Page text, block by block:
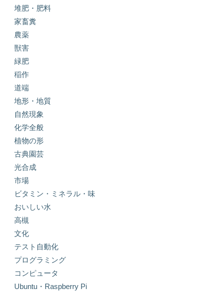
堆肥・肥料
家畜糞
農薬
獣害
緑肥
稲作
道端
地形・地質
自然現象
化学全般
植物の形
古典園芸
光合成
市場
ビタミン・ミネラル・味
おいしい水
高槻
文化
テスト自動化
プログラミング
コンピュータ
Ubuntu・Raspberry Pi